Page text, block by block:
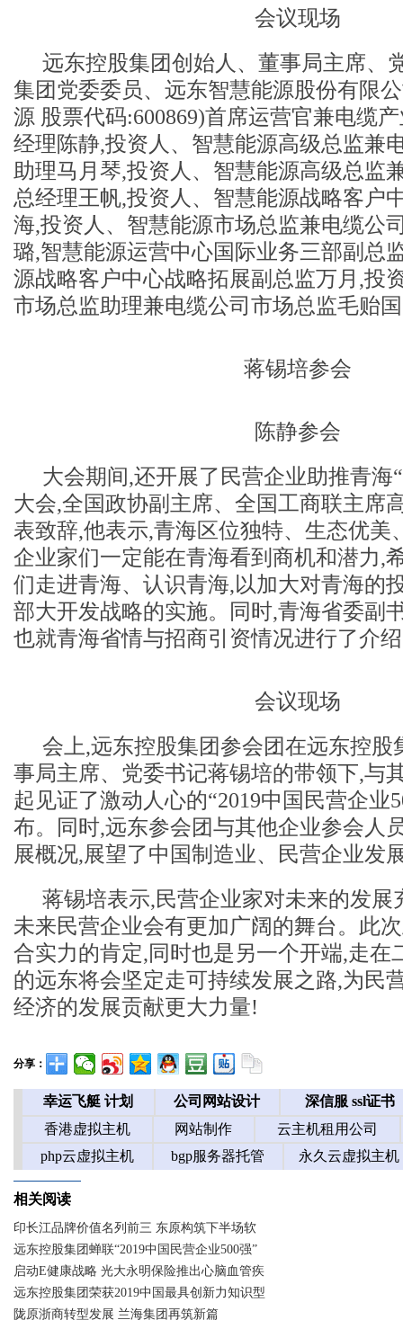
会议现场
远东控股集团创始人、董事局主席、
集团党委委员、远东智慧能源股份有限
源 股票代码:600869)首席运营官兼电缆
经理陈静,投资人、智慧能源高级总监兼
助理马月琴,投资人、智慧能源高级总监
总经理王帆,投资人、智慧能源战略客户
海,投资人、智慧能源市场总监兼电缆公
璐,智慧能源运营中心国际业务三部副总
源战略客户中心战略拓展副总监万月,投
市场总监助理兼电缆公司市场总监毛贻
蒋锡培参会
陈静参会
大会期间,还开展了民营企业助推青海
大会,全国政协副主席、全国工商联主席
表致辞,他表示,青海区位独特、生态优美
企业家们一定能在青海看到商机和潜力,
们走进青海、认识青海,以加大对青海的
部大开发战略的实施。同时,青海省委副
也就青海省情与招商引资情况进行了介
会议现场
会上,远东控股集团参会团在远东控股
事局主席、党委书记蒋锡培的带领下,与
起见证了激动人心的“2019中国民营企业
布。同时,远东参会团与其他企业参会人
展概况,展望了中国制造业、民营企业发
蒋锡培表示,民营企业家对未来的发展
未来民营企业会有更加广阔的舞台。此
合实力的肯定,同时也是另一个开端,走在
的远东将会坚定走可持续发展之路,为民
经济的发展贡献更大力量!
分享：
相关阅读
印长江品牌价值名列前三 东原构筑下半场软
远东控股集团蝉联“2019中国民营企业500强”
启动E健康战略 光大永明保险推出心脑血管疾
远东控股集团荣获2019中国最具创新力知识型
陇原浙商转型发展 兰海集团再筑新篇